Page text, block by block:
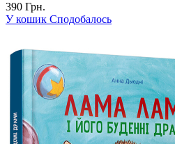
390 Грн.
У кошик Сподобалось